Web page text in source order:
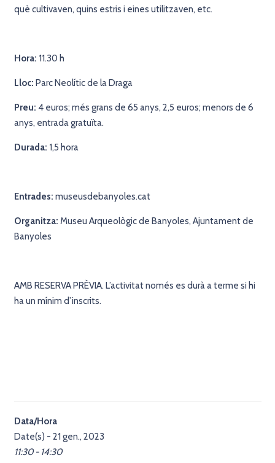
què cultivaven, quins estris i eines utilitzaven, etc.
Hora: 11.30 h
Lloc: Parc Neolític de la Draga
Preu: 4 euros; més grans de 65 anys, 2,5 euros; menors de 6
anys, entrada gratuïta.
Durada: 1,5 hora
Entrades: museusdebanyoles.cat
Organitza: Museu Arqueològic de Banyoles, Ajuntament de
Banyoles
AMB RESERVA PRÈVIA. L’activitat només es durà a terme si hi
ha un mínim d’inscrits.
Data/Hora
Date(s) - 21 gen., 2023
11:30 - 14:30